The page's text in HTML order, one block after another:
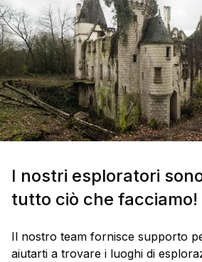
I nostri esploratori
tutto ciò che facciamo!
Il nostro team fornisce supporto
aiutarti a trovare i luoghi di